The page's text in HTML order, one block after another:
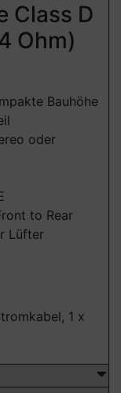
Class D
Ohm)
Bauhöhe
oder
to Rear
Lüfter
1 x